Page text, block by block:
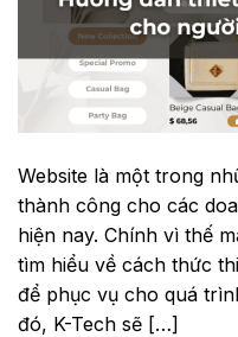
Website là một trong
thành công cho các
hiện nay. Chính vì thế
tìm hiểu về cách thức
để phục vụ cho quá
đó, K-Tech sẽ […]